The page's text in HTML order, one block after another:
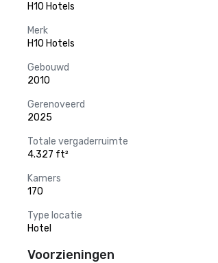
H10 Hotels
Merk
H10 Hotels
Gebouwd
2010
Gerenoveerd
2025
Totale vergaderruimte
4.327 ft²
Kamers
170
Type locatie
Hotel
Voorzieningen